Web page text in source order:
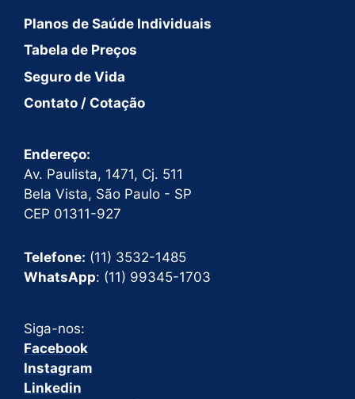
Planos de Saúde Individuais
Tabela de Preços
Seguro de Vida
Contato / Cotação
Endereço:
Av. Paulista, 1471, Cj. 511
Bela Vista, São Paulo - SP
CEP 01311-927
Telefone: (11) 3532-1485
WhatsApp: (11) 99345-1703
Siga-nos:
Facebook
Instagram
Linkedin